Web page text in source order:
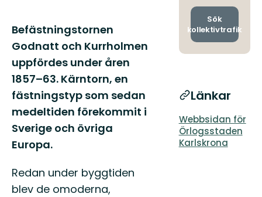
Beskrivning
Befästningstornen
Godnatt och Kurrholmen
uppfördes under åren
1857–63. Kärntorn, en
fästningstyp som sedan
medeltiden förekommit i
Sverige och övriga
Europa.
Redan under byggtiden
blev de omoderna,
och
Sök
kollektivtrafik
Länkar
Webbsidan för
Örlogsstaden
Karlskrona